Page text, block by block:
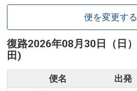
便を変更する
復路2026年08月30日（日）
田)
便名 出発